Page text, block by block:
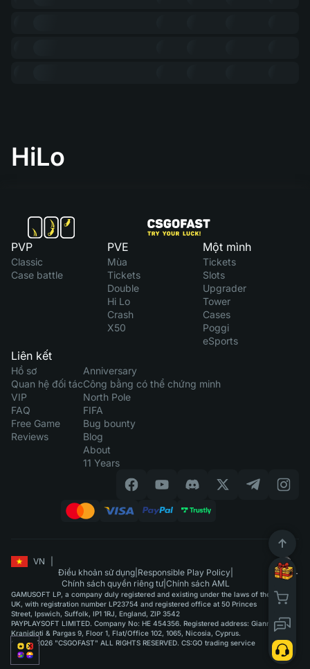
HiLo
PVP
Classic
Case battle
PVE
Mùa
Tickets
Double
Hi Lo
Crash
X50
Một mình
Tickets
Slots
Upgrader
Tower
Cases
Poggi
eSports
Liên kết
Hồ sơ
Quan hệ đối tác
VIP
FAQ
Free Game
Reviews
Anniversary
Công bằng có thể chứng minh
North Pole
FIFA
Bug bounty
Blog
About
11 Years
VN
Điều khoản sử dụng| Responsible Play Policy|
Chính sách quyền riêng tư| Chính sách AML
GAMUSOFT LP, a company duly registered and existing under the laws of the
UK, with registration number LP23754 and registered office at 50 Princes
Street, Ipswich, Suffolk, IP1 1RJ, England, ZIP 3542
PAYPLAYSOFT LIMITED. Company No: HE 454356. Registered address: Giannou
Kranidioti & Pargas 9, Floor 1, Flat/Office 102, 1065, Nicosia, Cyprus.
©2015-2026 "CSGOFAST" ALL RIGHTS RESERVED. CS:GO trading service